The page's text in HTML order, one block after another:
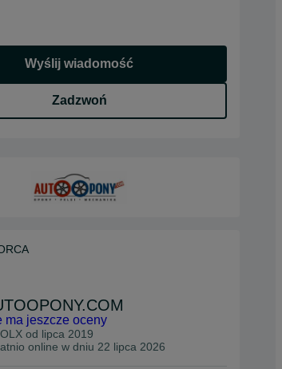
Wyślij wiadomość
Zadzwoń
ma jeszcze oceny
od lipca 2019
online w dniu 22 lipca 2026